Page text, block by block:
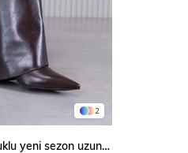
2
elora model 6 cm topuklu yeni sezon uzun çizme KAHVE